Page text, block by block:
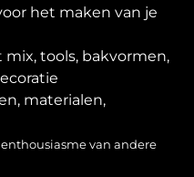
het maken van je
tools, bakvormen,
materialen,
van andere